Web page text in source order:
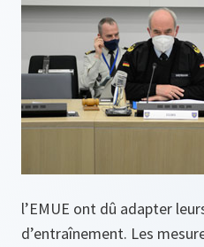
l’EMUE ont dû adapter
d’entraînement. Les